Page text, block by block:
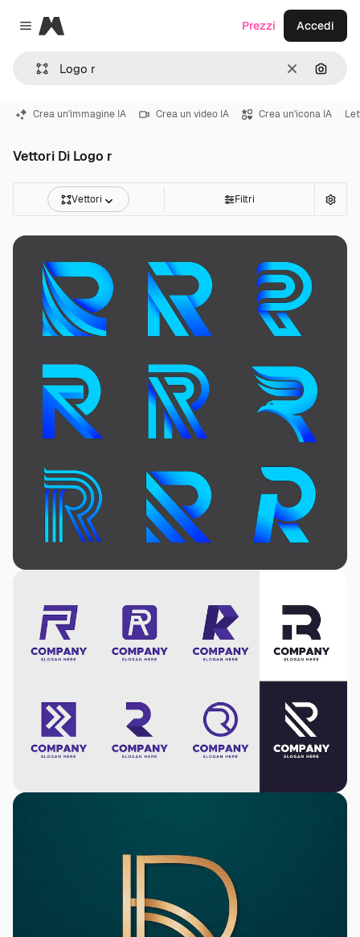
Close menu
Magnific
CancellaCerca
Prezzi Accedi
Crea un'immagine IA Crea un video IA Crea un'icona IA
Vettori Di Logo r
Vettori Filtri